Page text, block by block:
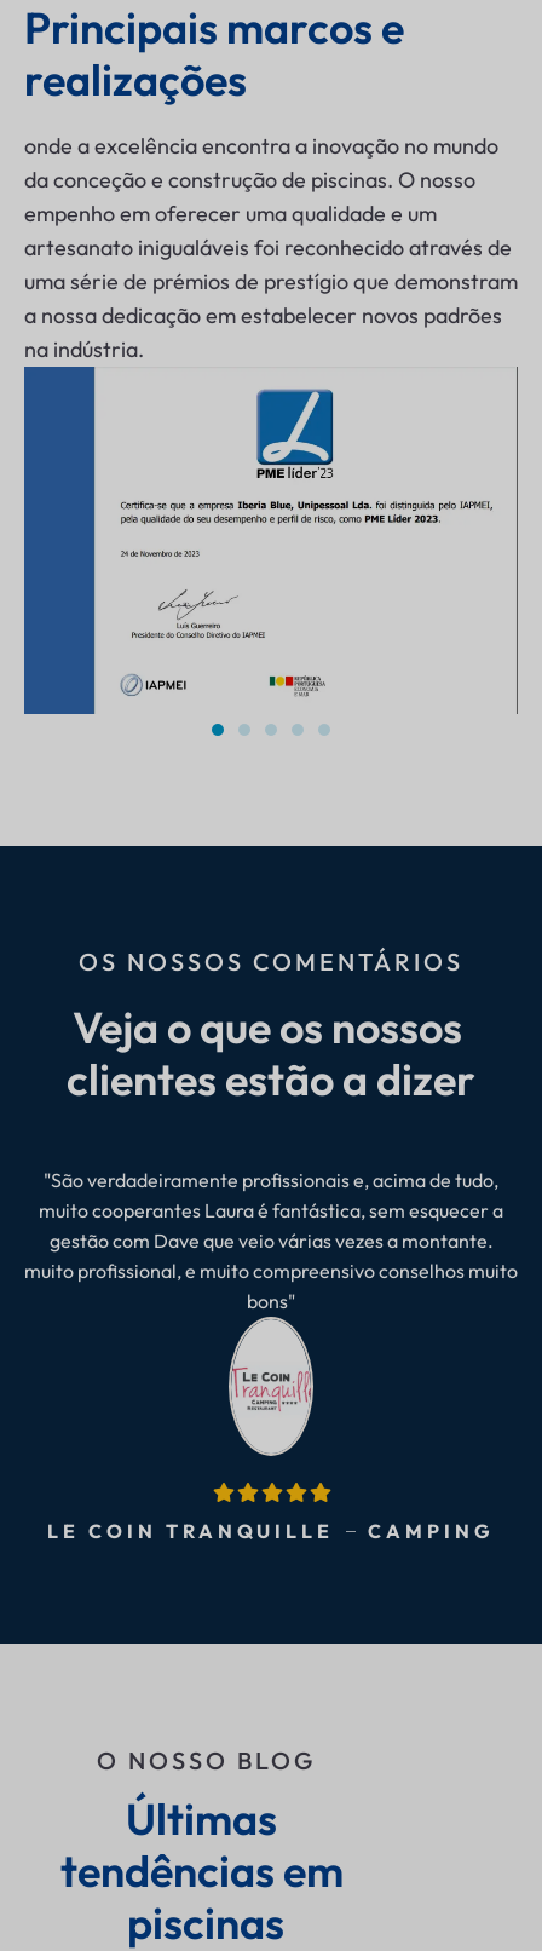
Principais marcos e
realizações
onde a excelência encontra a inovação no mundo
da conceção e construção de piscinas. O nosso
empenho em oferecer uma qualidade e um
artesanato inigualáveis foi reconhecido através de
uma série de prémios de prestígio que demonstram
a nossa dedicação em estabelecer novos padrões
na indústria.
OS NOSSOS COMENTÁRIOS
Veja o que os nossos
clientes estão a dizer
LE COIN TRANQUILLE CAMPING
"São verdadeiramente profissionais e, acima de tudo,
muito cooperantes Laura é fantástica, sem esquecer a
gestão com Dave que veio várias vezes a montante.
muito profissional, e muito compreensivo conselhos muito
bons"
O NOSSO BLOG
Últimas
tendências em
piscinas